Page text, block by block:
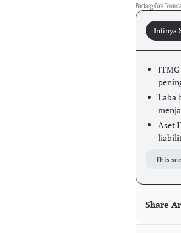
Bontang Coal
Intinya
ITMG
Laba
Aset
This
Share